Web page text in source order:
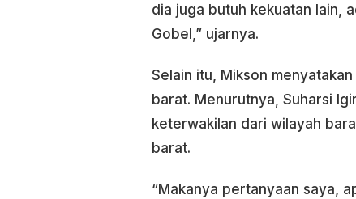
dia juga butuh kekuatan lain,
Gobel,” ujarnya.
Selain itu, Mikson
barat. Menurutnya, Suharsi
keterwakilan dari wilayah
barat.
“Makanya pertanyaan saya,